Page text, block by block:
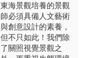
東海景觀培養的景觀
師必須具備人文藝術
與創意設計的素養，
但不只如此！我們除
了關照視覺景觀之